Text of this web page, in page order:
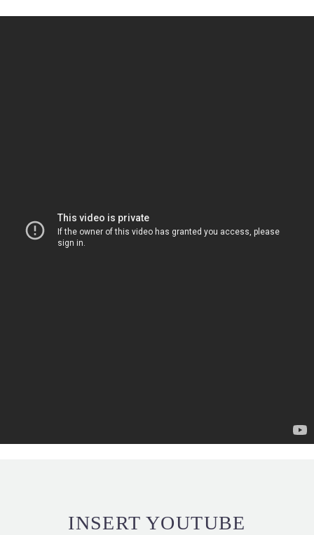
INSERT YOUTUBE